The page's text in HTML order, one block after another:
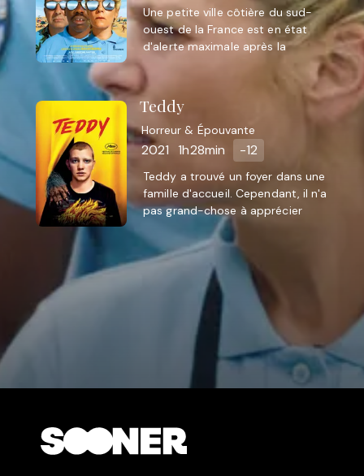
festivals de films et des émissions de
télévision.
Une petite ville côtière du sud-
ouest de la France est en état
d'alerte maximale après la
disparition d'un surfeur. Un requin
Teddy
Horreur & Épouvante
2021 1h28min -12
Teddy a trouvé un foyer dans une
famille d'accueil. Cependant, il n'a
pas grand-chose à apprécier
lorsqu'il est griffé par un loup.